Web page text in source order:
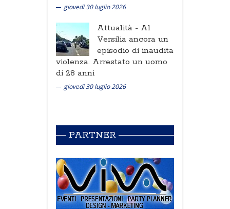
giovedì 30 luglio 2026
Attualità - Al
Versilia ancora un
episodio di inaudita
violenza. Arrestato un uomo
di 28 anni
giovedì 30 luglio 2026
PARTNER